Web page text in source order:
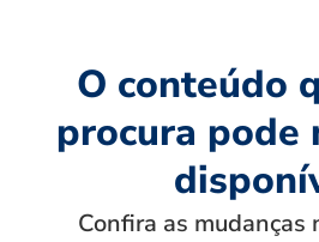
O conteúdo
procura pode
Confira as mudanças